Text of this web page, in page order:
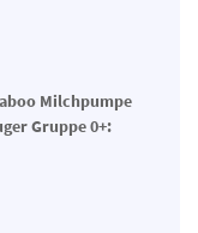
Milchpumpe
Gruppe 0+: